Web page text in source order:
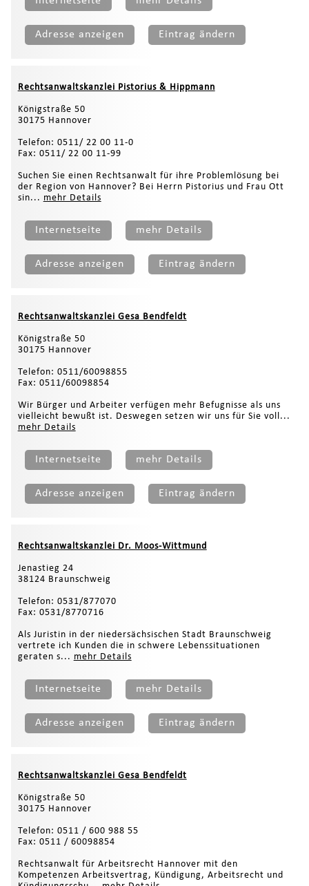
Adresse anzeigen Eintrag ändern
Rechtsanwaltskanzlei Pistorius & Hippmann
Königstraße 50
30175 Hannover
Telefon: 0511/ 22 00 11-0
Fax: 0511/ 22 00 11-99
Suchen Sie einen Rechtsanwalt für ihre Problemlösung bei
der Region von Hannover? Bei Herrn Pistorius und Frau Ott
sin... mehr Details
Internetseite mehr Details
Adresse anzeigen Eintrag ändern
Rechtsanwaltskanzlei Gesa Bendfeldt
Königstraße 50
30175 Hannover
Telefon: 0511/60098855
Fax: 0511/60098854
Wir Bürger und Arbeiter verfügen mehr Befugnisse als uns
vielleicht bewußt ist. Deswegen setzen wir uns für Sie voll...
mehr Details
Internetseite mehr Details
Adresse anzeigen Eintrag ändern
Rechtsanwaltskanzlei Dr. Moos-Wittmund
Jenastieg 24
38124 Braunschweig
Telefon: 0531/877070
Fax: 0531/8770716
Als Juristin in der niedersächsischen Stadt Braunschweig
vertrete ich Kunden die in schwere Lebenssituationen
geraten s... mehr Details
Internetseite mehr Details
Adresse anzeigen Eintrag ändern
Rechtsanwaltskanzlei Gesa Bendfeldt
Königstraße 50
30175 Hannover
Telefon: 0511 / 600 988 55
Fax: 0511 / 60098854
Rechtsanwalt für Arbeitsrecht Hannover mit den
Kompetenzen Arbeitsvertrag, Kündigung, Arbeitsrecht und